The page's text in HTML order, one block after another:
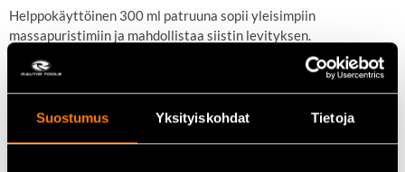
Suostumus Yksityiskohdat Tietoja
Helppokäyttöinen 300 ml patruuna sopii yleisimpiin
massapuristimiin ja mahdollistaa siistin levityksen.
Keskeiset ominaisuudet
Joustava massa:
Kestää tärinää ja liikettä
Hyvä tarttuvuus:Useille materiaaleille